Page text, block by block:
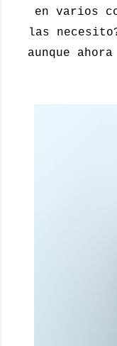
en varios
las
aunque